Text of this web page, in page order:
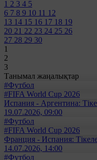
1 2 3 4 5
6 7 8 9 10 11 12
13 14 15 16 17 18 19
20 21 22 23 24 25 26
27 28 29 30
1
2
3
Танымал жаңалықтар
#Футбол
#FIFA World Cup 2026
Испания - Аргентина:
19.07.2026, 09:00
#Футбол
#FIFA World Cup 2026
Франция - Испания:
14.07.2026, 14:00
#Футбол